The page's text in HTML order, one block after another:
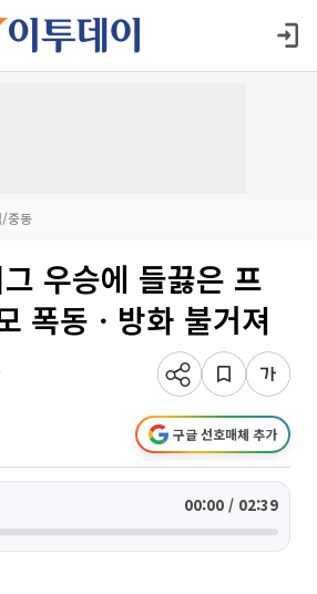
중동
우승에 들끓은 프
폭동ㆍ방화 불거져
구글 선호매체 추가
00:00 / 02:39